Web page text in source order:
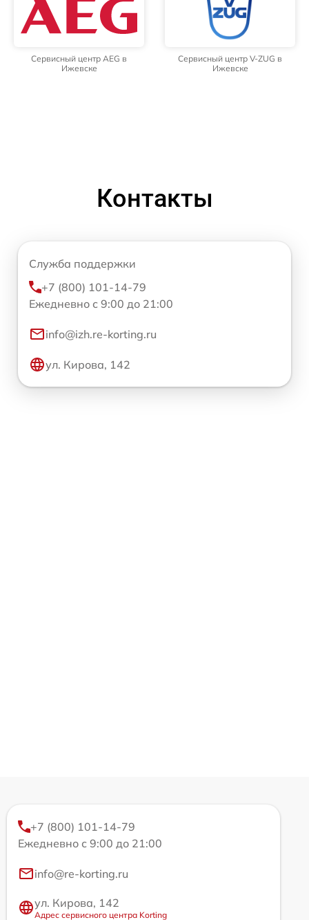
Сервисный центр AEG в
Ижевске
Сервисный центр V-ZUG в
Ижевске
Контакты
Служба поддержки
+7 (800) 101-14-79
Ежедневно с 9:00 до 21:00
info@izh.re-korting.ru
ул. Кирова, 142
+7 (800) 101-14-79
Ежедневно с 9:00 до 21:00
info@re-korting.ru
ул. Кирова, 142
Адрес сервисного центра Korting